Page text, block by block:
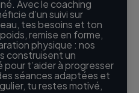
Avec le coaching
d’un suivi sur
tes besoins et ton
remise en forme,
physique : nos
construisent un
t’aider à progresser
séances adaptées et
tu restes motivé,